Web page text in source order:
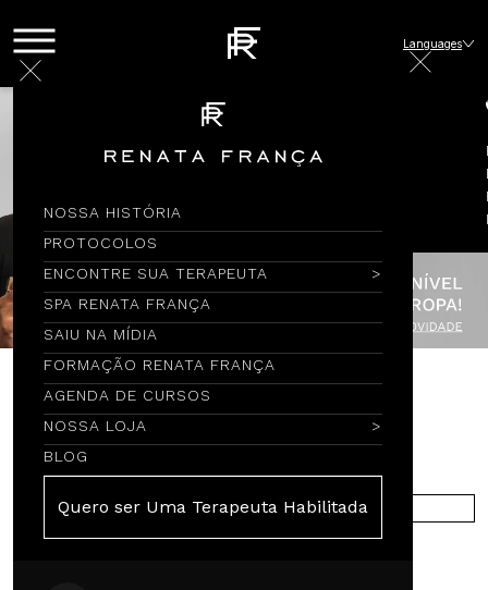
NOSSA HISTÓRIA
PROTOCOLOS
ENCONTRE SUA TERAPEUTA
SPA RENATA FRANÇA
SAIU NA MÍDIA
FORMAÇÃO RENATA FRANÇA
AGENDA DE CURSOS
NOSSA LOJA
BLOG
Quero ser Uma Terapeuta Habilitada
Languages
Encontre por Nome
COMPRE NA EUROPA